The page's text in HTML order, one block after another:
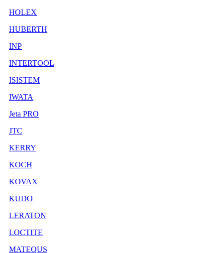
HOLEX
HUBERTH
INP
INTERTOOL
ISISTEM
IWATA
Jeta PRO
JTC
KERRY
KOCH
KOVAX
KUDO
LERATON
LOCTITE
MATEQUS